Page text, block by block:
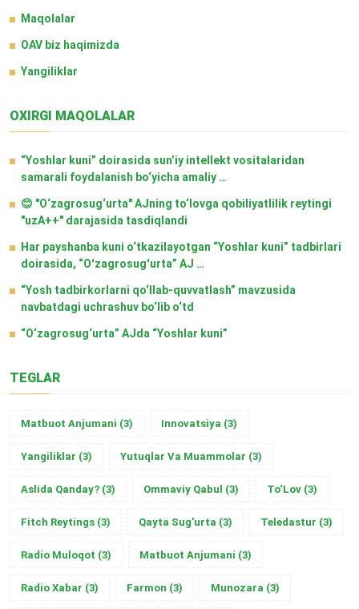
Maqolalar
OAV biz haqimizda
Yangiliklar
OXIRGI MAQOLALAR
“Yoshlar kuni” doirasida sun’iy intellekt vositalaridan
samarali foydalanish bo‘yicha amaliy …
😊 "O‘zagrosug‘urta" AJning to‘lovga qobiliyatlilik reytingi
"uzA++" darajasida tasdiqlandi
Har payshanba kuni o‘tkazilayotgan “Yoshlar kuni” tadbirlari
doirasida, “Oʻzagrosugʻurta” AJ …
“Yosh tadbirkorlarni qo‘llab-quvvatlash” mavzusida
navbatdagi uchrashuv bo‘lib o‘td
“O‘zagrosug‘urta” AJda “Yoshlar kuni”
TEGLAR
Matbuot Anjumani (3) Innovatsiya (3)
Yangiliklar (3) Yutuqlar Va Muammolar (3)
Aslida Qanday? (3) Ommaviy Qabul (3) To‘Lov (3)
Fitch Reytings (3) Qayta Sug'urta (3) Teledastur (3)
Radio Muloqot (3) Matbuot Anjumani (3)
Radio Xabar (3) Farmon (3) Munozara (3)